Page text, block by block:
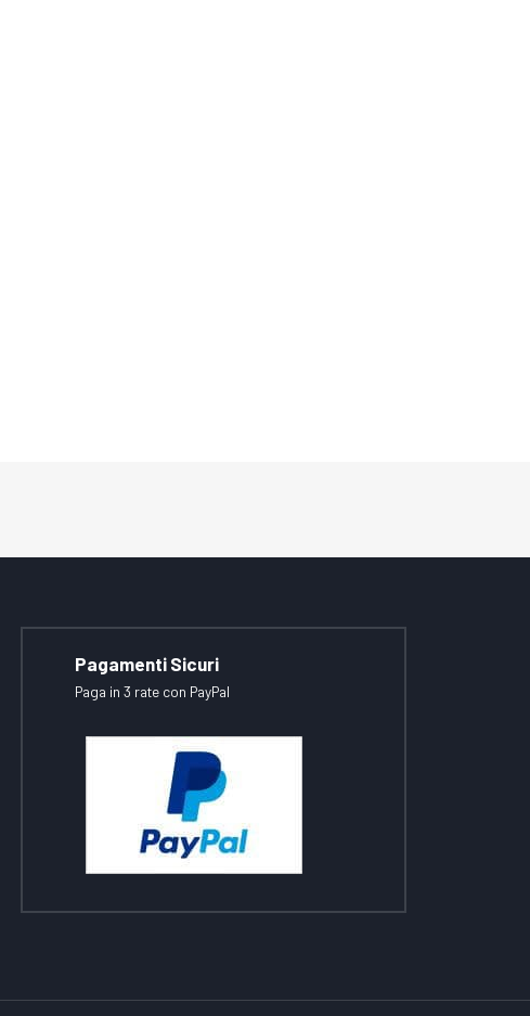
Pagamenti Sicuri
Paga in 3 rate con PayPal